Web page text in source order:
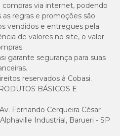
via internet, podendo
as regras e promoções são
vendidos e entregues pela
de valores no site, o valor
garante segurança para suas
reservados à Cobasi.
BÁSICOS E
Fernando Cerqueira César
Industrial, Barueri - SP